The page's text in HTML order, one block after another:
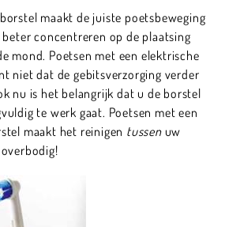
maakt de juiste poetsbeweging
concentreren op de plaatsing
mond. Poetsen met een elektrische
niet dat de gebitsverzorging verder
nu is het belangrijk dat u de borstel
te werk gaat. Poetsen met een
maakt het reinigen tussen uw